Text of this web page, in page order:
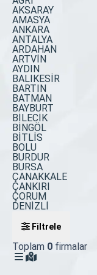
AKSARAY
AMASYA
ANKARA
ANTALYA
ARDAHAN
ARTVİN
AYDIN
BALIKESİR
BARTIN
BATMAN
BAYBURT
BİLECİK
BİNGÖL
BİTLİS
BOLU
BURDUR
BURSA
ÇANAKKALE
ÇANKIRI
ÇORUM
DENİZLİ
Filtrele
Toplam 0 firmalar